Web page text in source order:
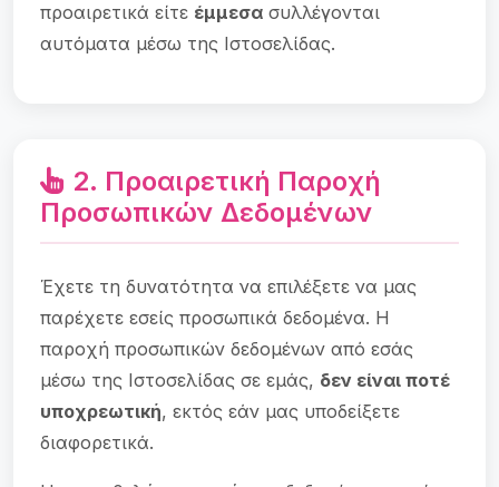
προαιρετικά είτε έμμεσα συλλέγονται
αυτόματα μέσω της Ιστοσελίδας.
2. Προαιρετική Παροχή
Προσωπικών Δεδομένων
Έχετε τη δυνατότητα να επιλέξετε να μας
παρέχετε εσείς προσωπικά δεδομένα. Η
παροχή προσωπικών δεδομένων από εσάς
μέσω της Ιστοσελίδας σε εμάς, δεν είναι ποτέ
υποχρεωτική, εκτός εάν μας υποδείξετε
διαφορετικά.